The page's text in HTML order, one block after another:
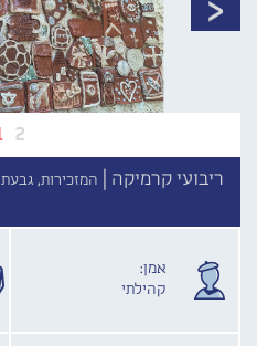
2
ריבועי קרמיקה | המזכירות,
אמן:
קהילתי